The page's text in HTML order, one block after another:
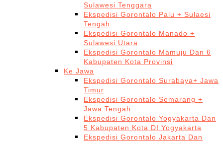
Sulawesi Tenggara
Ekspedisi Gorontalo Palu + Sulaesi
Tengah
Ekspedisi Gorontalo Manado +
Sulawesi Utara
Ekspedisi Gorontalo Mamuju Dan 6
Kabupaten Kota Provinsi
Ke Jawa
Ekspedisi Gorontalo Surabaya+ Jawa
Timur
Ekspedisi Gorontalo Semarang +
Jawa Tengah
Ekspedisi Gorontalo Yogyakarta Dan
5 Kabupaten Kota DI Yogyakarta
Ekspedisi Gorontalo Jakarta Dan